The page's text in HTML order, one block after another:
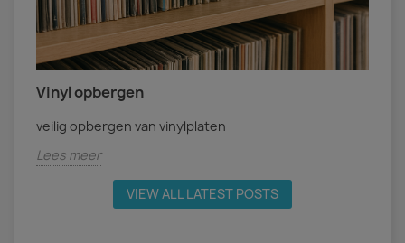
Vinyl opbergen
veilig opbergen van vinylplaten
Lees meer
VIEW ALL LATEST POSTS